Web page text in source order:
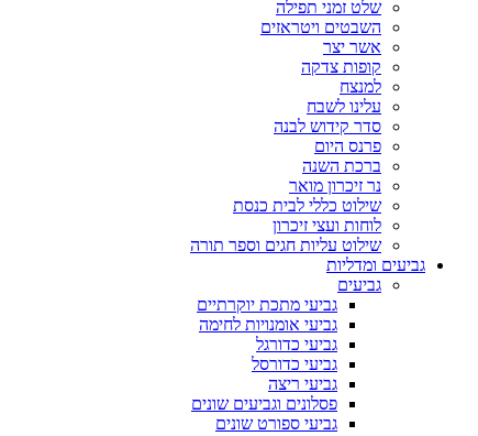
שלט זמני תפילה
השבטים ויטראזים
אשר יצר
קופות צדקה
למנצח
עלינו לשבח
סדר קידוש לבנה
פרנס היום
ברכת השנה
נר זיכרון מואר
שילוט כללי לבית כנסת
לוחות ועצי זיכרון
שילוט עליות חגים וספר תורה
גביעים ומדליות
גביעים
גביעי מתכת יוקרתיים
גביעי אומנויות לחימה
גביעי כדורגל
גביעי כדורסל
גביעי ריצה
פסלונים וגביעים שונים
גביעי ספורט שונים